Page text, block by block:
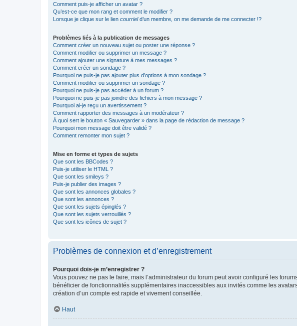
Comment puis-je afficher un avatar ?
Qu’est-ce que mon rang et comment le modifier ?
Lorsque je clique sur le lien courrield’un membre, on me demande de me connecter !?
Problèmes liés à la publication de messages
Comment créer un nouveau sujet ou poster une réponse ?
Comment modifier ou supprimer un message ?
Comment ajouter une signature à mes messages ?
Comment créer un sondage ?
Pourquoi ne puis-je pas ajouter plus d’options à mon sondage ?
Comment modifier ou supprimer un sondage ?
Pourquoi ne puis-je pas accéder à un forum ?
Pourquoi ne puis-je pas joindre des fichiers à mon message ?
Pourquoi ai-je reçu un avertissement ?
Comment rapporter des messages à un modérateur ?
À quoi sert le bouton « Sauvegarder » dans la page de rédaction de message ?
Pourquoi mon message doit être validé ?
Comment remonter mon sujet ?
Mise en forme et types de sujets
Que sont les BBCodes ?
Puis-je utiliser le HTML ?
Que sont les smileys ?
Puis-je publier des images ?
Que sont les annonces globales ?
Que sont les annonces ?
Que sont les sujets épinglés ?
Que sont les sujets verrouillés ?
Que sont les icônes de sujet ?
Problèmes de connexion et d’enregistrement
Pourquoi dois-je m’enregistrer ?
Vous pouvez ne pas le faire, mais l’administrateur du forum peut avoir configuré les
bénéficier de fonctionnalités supplémentaires inaccessibles aux invités comme les
création d’un compte est rapide et vivement conseillée.
Haut